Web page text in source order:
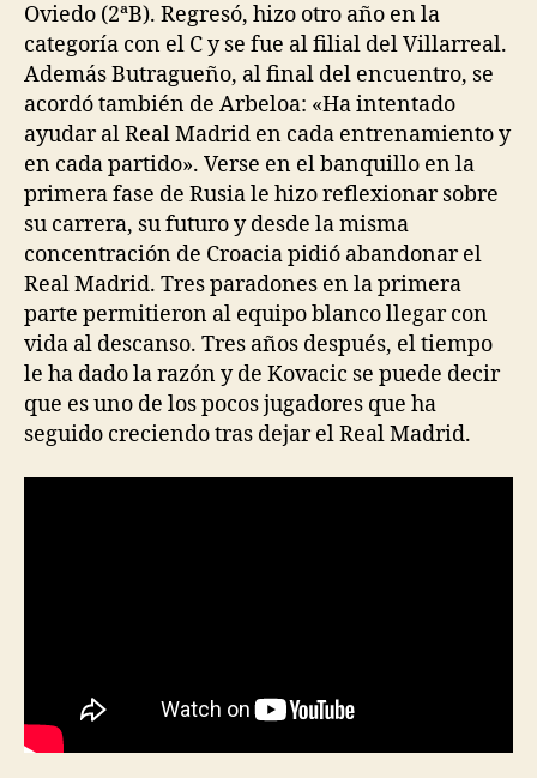
Oviedo (2ªB). Regresó, hizo otro año en la
categoría con el C y se fue al filial del Villarreal.
Además Butragueño, al final del encuentro, se
acordó también de Arbeloa: «Ha intentado
ayudar al Real Madrid en cada entrenamiento y
en cada partido». Verse en el banquillo en la
primera fase de Rusia le hizo reflexionar sobre
su carrera, su futuro y desde la misma
concentración de Croacia pidió abandonar el
Real Madrid. Tres paradones en la primera
parte permitieron al equipo blanco llegar con
vida al descanso. Tres años después, el tiempo
le ha dado la razón y de Kovacic se puede decir
que es uno de los pocos jugadores que ha
seguido creciendo tras dejar el Real Madrid.